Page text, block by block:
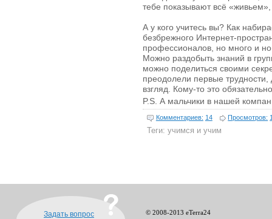
тебе показывают всё
А у кого учитесь вы? Как
безбрежного Интернет-
профессионалов, но много и
Можно раздобыть знаний в
можно поделиться своими
преодолели первые
взгляд. Кому-то это
P.S. А мальчики в нашей
Комментариев: 14 Просмотров:
Теги: учимся и учим
Задать вопрос
© 2008-2013 eTerra24